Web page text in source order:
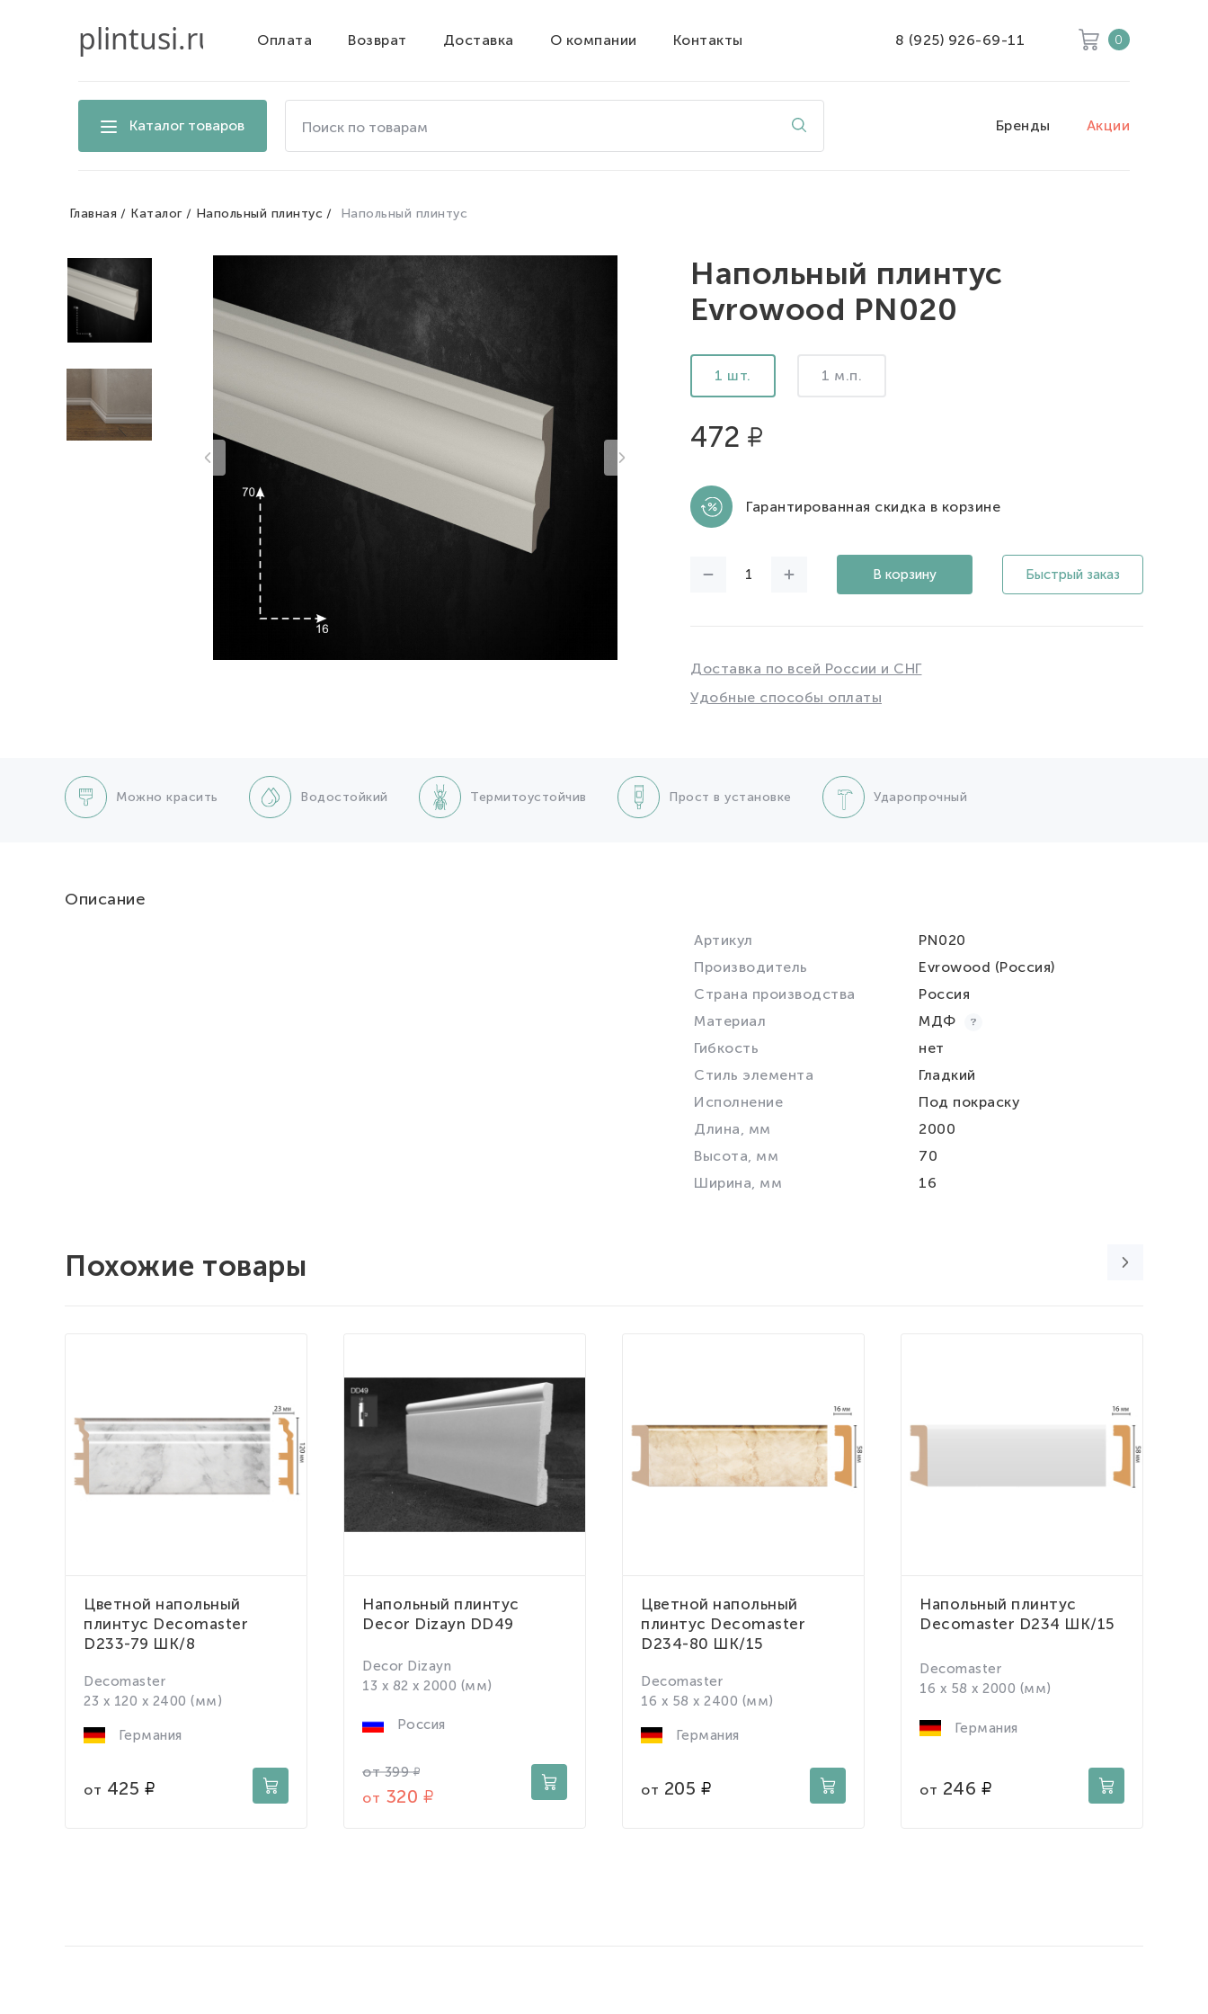
Оплата Возврат Доставка О компании Контакты 8 (925) 926-69-11 0
Каталог товаров
товарам
Бренды Акции
Главная Каталог Напольный плинтус Напольный плинтус
Напольный плинтус
Evrowood PN020
1 шт. 1 м.п.
472
Гарантированная скидка в корзине
В корзину Быстрый заказ
Доставка по всей России и СНГ
Удобные способы оплаты
Можно красить Водостойкий Термитоустойчив Прост в установке Ударопрочный
Описание
Артикул
PN020
Производитель
Evrowood (Россия)
Страна производства
Россия
Материал
МДФ
Гибкость
нет
Стиль элемента
Гладкий
Исполнение
Под покраску
Длина, мм
2000
Высота, мм
70
Ширина, мм
16
Похожие товары
Цветной напольный
плинтус Decomaster
D233-79 ШК/8
Decomaster
23 x 120 x 2400 (мм)
Германия
от 425
Напольный плинтус
Decor Dizayn DD49
Decor Dizayn
13 x 82 x 2000 (мм)
Россия
от399
от 320
Цветной напольный
плинтус Decomaster
D234-80 ШК/15
Decomaster
16 x 58 x 2400 (мм)
Германия
от 205
Напольный плинтус
Decomaster D234 ШК/15
Decomaster
16 x 58 x 2000 (мм)
Германия
от 246